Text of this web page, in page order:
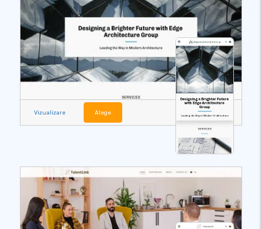
Vizualizare Alege